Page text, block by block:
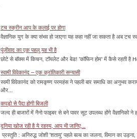
टच स्क्रीन आप के कलाई पर होगा
वैज्ञानिक युग के क्या संभव हो जाएगा यह कहा नहीं जा सकता है अब टच
पूंजीवाद का एक पहलू यह भी है
छोटे से बॉक्‍स में किचन, टॉयलेट और बेड! 'कॉफिन होम' में कैसे रहती है
स्वामी विवेकानंद – एक क्रांतिकारी सन्यासी
स्वमी विवेकानंद को रामकृष्ण परमहंस ने पहली बार समाधि का अनुभव
और...
कपड़ो से पैदा होगी बिजली
जल्द ही बाजारों में नैनो फाइबर से बने पावर सूट उपलब्ध होंगे वैज्ञानिको
दुनिया खोज रही है ये रहस्य, आप भी जानिए...
प्रस्तुति : अनिरुद्ध जोशी 'शतायु' पहले बल्ब का जलना, विमान का